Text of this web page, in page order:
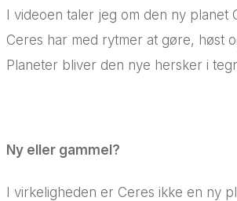
I videoen taler jeg om den ny planet
Ceres har med rytmer at gøre, høst
Planeter bliver den nye hersker i
Ny eller gammel?
I virkeligheden er Ceres ikke en ny